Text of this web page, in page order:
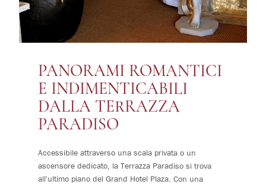
PANORAMI ROMANTICI
E INDIMENTICABILI
DALLA TERRAZZA
PARADISO
Accessibile attraverso una scala privata o un
ascensore dedicato, la Terrazza Paradiso si trova
all'ultimo piano del Grand Hotel Plaza. Con una